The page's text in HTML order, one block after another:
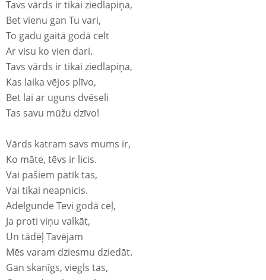
Tavs vārds ir tikai ziedlapiņa,
Bet vienu gan Tu vari,
To gadu gaitā godā celt
Ar visu ko vien dari.
Tavs vārds ir tikai ziedlapiņa,
Kas laika vējos plīvo,
Bet lai ar uguns dvēseli
Tas savu mūžu dzīvo!
Vārds katram savs mums ir,
Ko māte, tēvs ir licis.
Vai pašiem patīk tas,
Vai tikai neapnicis.
Adelgunde Tevi godā ceļ,
Ja proti viņu valkāt,
Un tādēļ Tavējam
Mēs varam dziesmu dziedāt.
Gan skanīgs, viegls tas,